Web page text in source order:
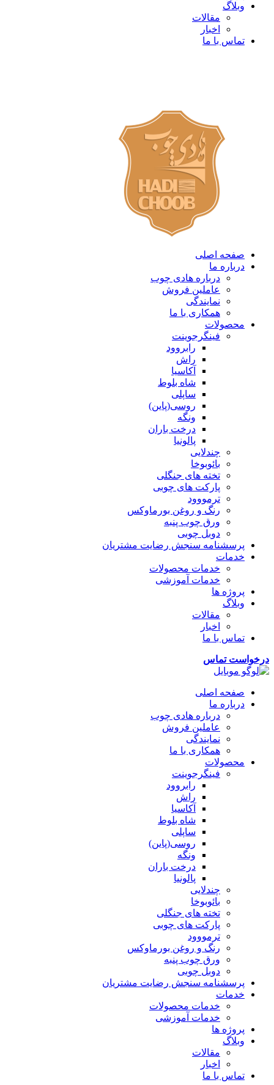
وبلاگ
مقالات
اخبار
تماس با ما
صفحه اصلی
درباره ما
درباره هادی چوب
عاملین فروش
نمایندگی
همکاری با ما
محصولات
فینگرجوینت
رابروود
راش
آکاسیا
شاه بلوط
ساپلی
روسی(پاین)
ونگه
درخت باران
پالونیا
چندلایی
بائوبوخا
تخته های جنگلی
پارکت های چوبی
ترمووود
رنگ و روغن بورماوکس
ورق چوب پنبه
دوبل چوبی
پرسشنامه سنجش رضایت مشتریان
خدمات
خدمات محصولات
خدمات آموزشی
پروژه ها
وبلاگ
مقالات
اخبار
تماس با ما
درخواست تماس
صفحه اصلی
درباره ما
درباره هادی چوب
عاملین فروش
نمایندگی
همکاری با ما
محصولات
فینگرجوینت
رابروود
راش
آکاسیا
شاه بلوط
ساپلی
روسی(پاین)
ونگه
درخت باران
پالونیا
چندلایی
بائوبوخا
تخته های جنگلی
پارکت های چوبی
ترمووود
رنگ و روغن بورماوکس
ورق چوب پنبه
دوبل چوبی
پرسشنامه سنجش رضایت مشتریان
خدمات
خدمات محصولات
خدمات آموزشی
پروژه ها
وبلاگ
مقالات
اخبار
تماس با ما